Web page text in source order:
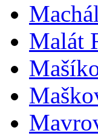
Malát